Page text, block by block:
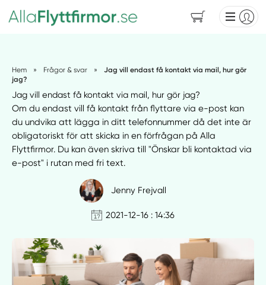
Hem » Frågor & svar »
Jag vill endast få kontakt via mail, hur gör
jag?
Jag vill endast få kontakt via mail, hur gör jag?
Om du endast vill få kontakt från flyttare via e-post kan
du undvika att lägga in ditt telefonnummer då det inte är
obligatoriskt för att skicka in en förfrågan på Alla
Flyttfirmor. Du kan även skriva till "Önskar bli kontaktad via
e-post" i rutan med fri text.
Jenny Frejvall
2021-12-16 : 14:36